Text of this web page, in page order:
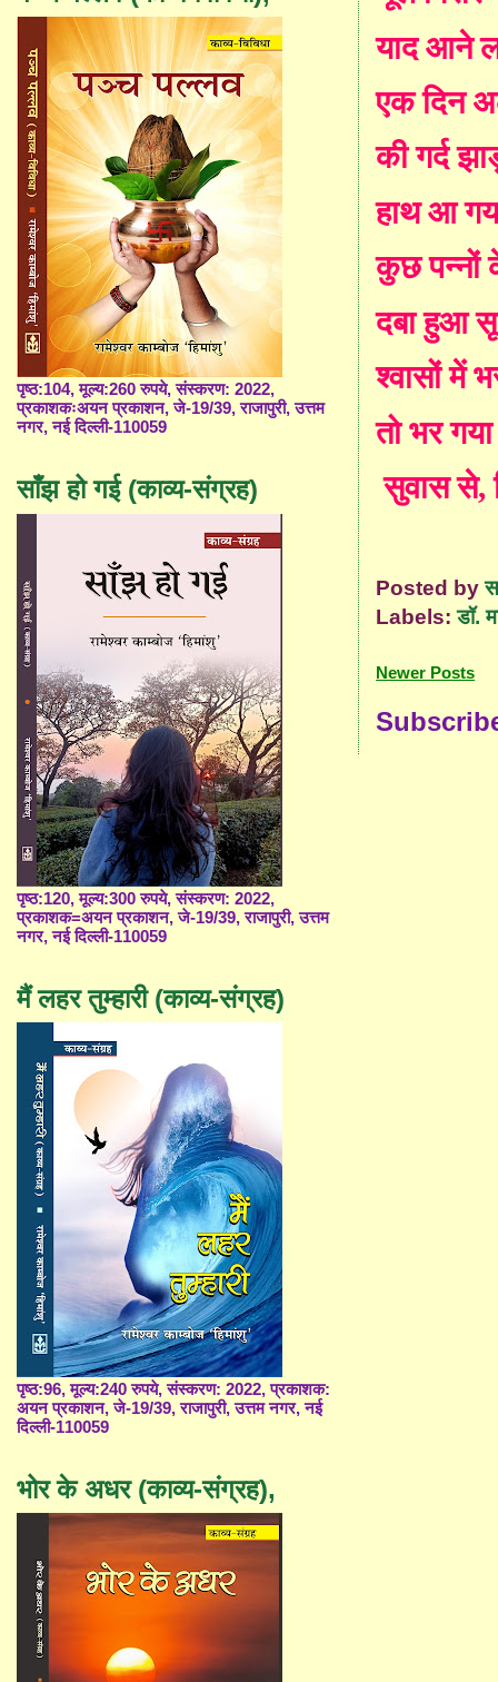
याद आने
एक दिन
की गर्द
हाथ आ
कुछ पन्नों
दबा हुआ
श्वासों में
तो भर
सुवास से,
Posted by
Labels:डॉ.
Newer Posts
पृष्ठ:104, मूल्य:260 रुपये, संस्करण: 2022,
प्रकाशकःअयन प्रकाशन, जे-19/39, राजापुरी, उत्तम
नगर, नई दिल्ली-110059
साँझ हो गई (काव्य-संग्रह)
पृष्ठ:120, मूल्य:300 रुपये, संस्करण: 2022,
प्रकाशक=अयन प्रकाशन, जे-19/39, राजापुरी, उत्तम
नगर, नई दिल्ली-110059
मैं लहर तुम्हारी (काव्य-संग्रह)
पृष्ठ:96, मूल्य:240 रुपये, संस्करण: 2022, प्रकाशक:
अयन प्रकाशन, जे-19/39, राजापुरी, उत्तम नगर, नई
दिल्ली-110059
भोर के अधर (काव्य-संग्रह),